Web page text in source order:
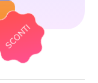
SCONTI